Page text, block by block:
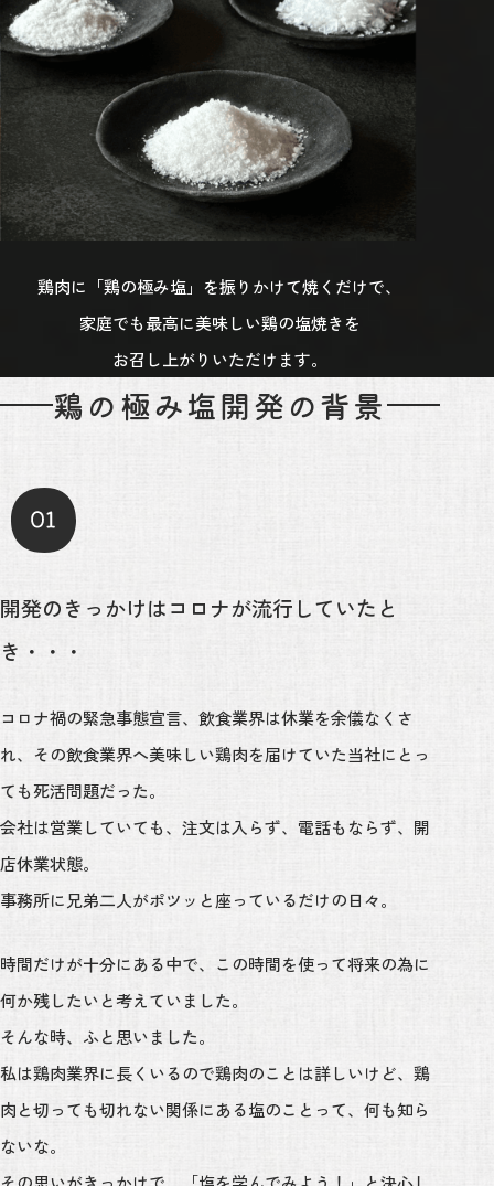
鶏肉に「鶏の極み塩」を振りかけて焼くだけで、
家庭でも最高に美味しい鶏の塩焼きを
お召し上がりいただけます。
鶏の極み塩開発の背景
開発のきっかけはコロナが流行していたと
き・・・
コロナ禍の緊急事態宣言、飲食業界は休業を余儀なくさ
れ、その飲食業界へ美味しい鶏肉を届けていた当社にとっ
ても死活問題だった。
会社は営業していても、注文は入らず、電話もならず、開
店休業状態。
事務所に兄弟二人がポツッと座っているだけの日々。
時間だけが十分にある中で、この時間を使って将来の為に
何か残したいと考えていました。
そんな時、ふと思いました。
私は鶏肉業界に長くいるので鶏肉のことは詳しいけど、鶏
肉と切っても切れない関係にある塩のことって、何も知ら
ないな。